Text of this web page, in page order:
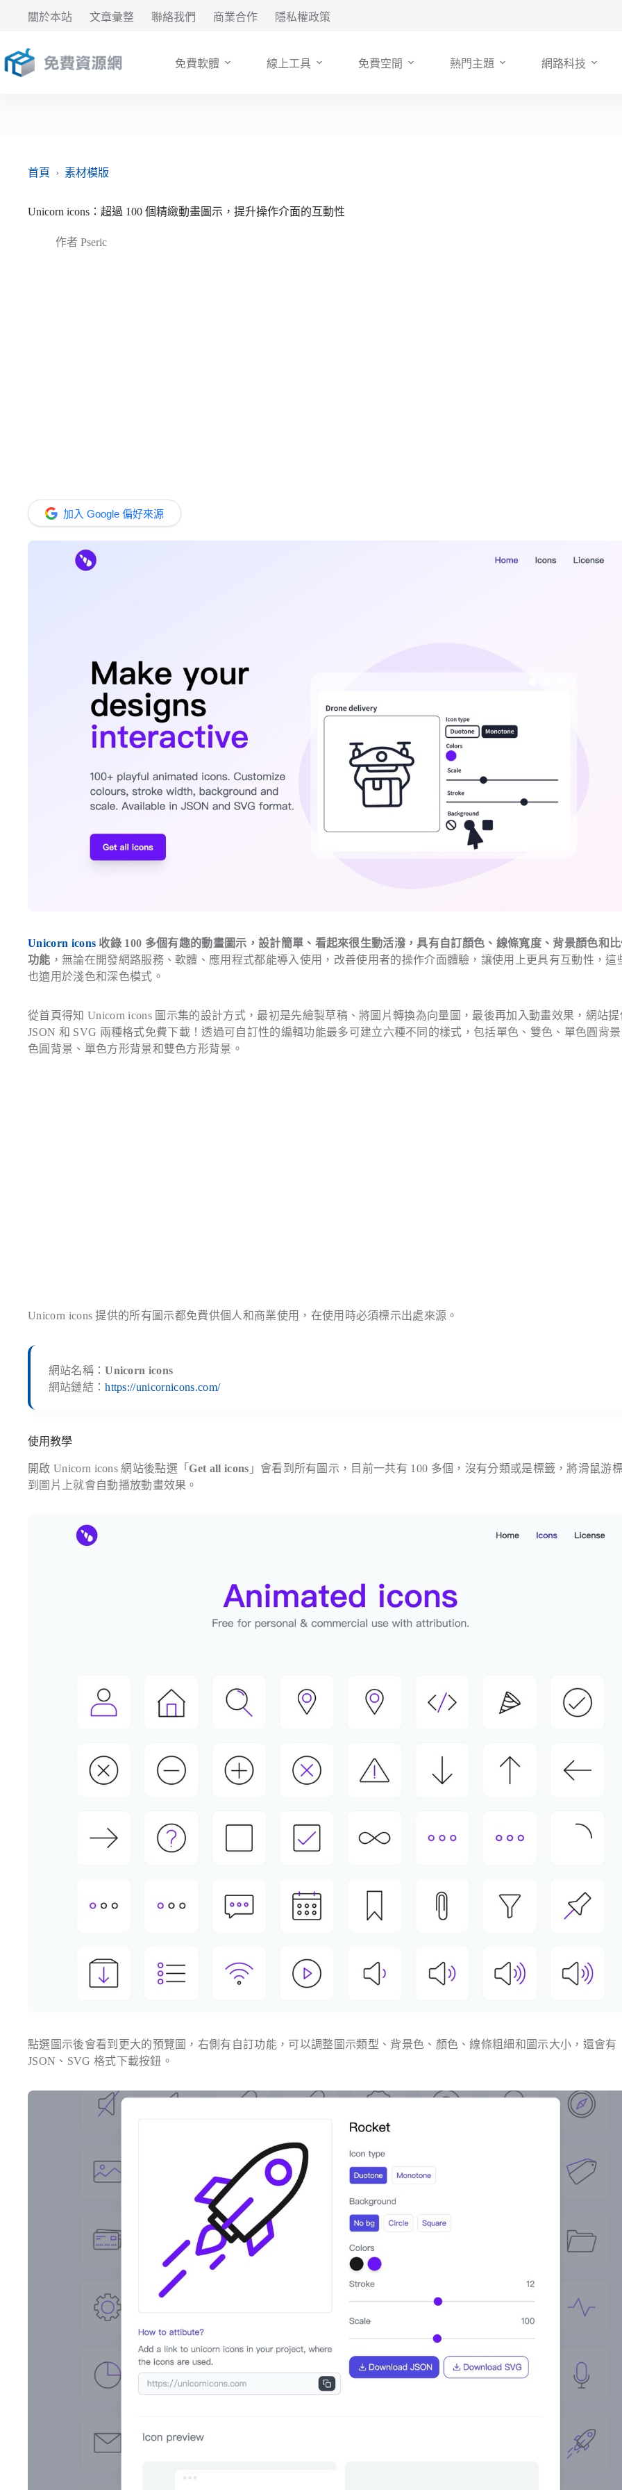
要
內
關於本站 文章彙整 聯絡我們 商業合作 隱私權政策
免費軟體 線上工具 免費空間 熱門主題 網路科技
首頁 › 素材模版
Unicorn icons：超過 100 個精緻動畫圖示，提升操作介面的互動性
作者 Pseric
加入 Google 偏好來源
Unicorn icons 收錄 100 多個有趣的動畫圖示，設計簡單、看起來很生動活潑，具有自訂顏色、線條寬度、背景顏色和
功能 ，無論在開發網路服務、軟體、應用程式都能導入使用，改善使用者的操作介面體驗，讓使用上更具有互動性，這
也適用於淺色和深色模式。
從首頁得知 Unicorn icons 圖示集的設計方式，最初是先繪製草稿、將圖片轉換為向量圖，最後再加入動畫效果，網站提
JSON 和 SVG 兩種格式免費下載！透過可自訂性的編輯功能最多可建立六種不同的樣式，包括單色、雙色、單色圓背
色圓背景、單色方形背景和雙色方形背景。
Unicorn icons 提供的所有圖示都免費供個人和商業使用，在使用時必須標示出處來源。
網站名稱：Unicorn icons
網站鏈結：https://unicornicons.com/
使用教學
開啟 Unicorn icons 網站後點選「Get all icons 」會看到所有圖示，目前一共有 100 多個，沒有分類或是標籤，將滑鼠游
到圖片上就會自動播放動畫效果。
點選圖示後會看到更大的預覽圖，右側有自訂功能，可以調整圖示類型、背景色、顏色、線條粗細和圖示大小，還會有
JSON、SVG 格式下載按鈕。